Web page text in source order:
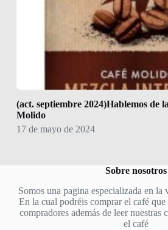
(act. septiembre 2024)Hablemos de
Molido
17 de mayo de 2024
Sobre nosotros
Somos una pagina especializada en la
En la cual podréis comprar el café que
compradores además de leer nuestras
el café